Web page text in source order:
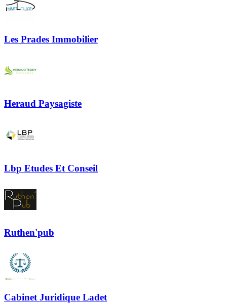
Les Prades Immobilier
Heraud Paysagiste
Lbp Etudes Et Conseil
Ruthen'pub
Cabinet Juridique Ladet